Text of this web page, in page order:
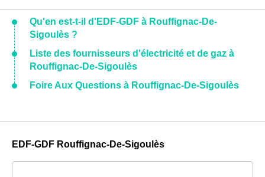
Qu'en est-t-il d'EDF-GDF à Rouffignac-De-
Sigoulès ?
Liste des fournisseurs d'électricité et de gaz à
Rouffignac-De-Sigoulès
Foire Aux Questions à Rouffignac-De-Sigoulès
EDF-GDF Rouffignac-De-Sigoulès